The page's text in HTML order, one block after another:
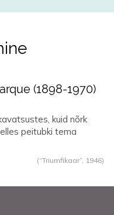
(1898-1970)
kuid nõrk
peitubki tema
(“Triumfikaar”, 1946)